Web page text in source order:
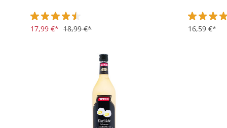
Durchschnittliche Bewertung von 4.5 von 5 Sternen
17,99 €* 18,99 €* 16,59 €*